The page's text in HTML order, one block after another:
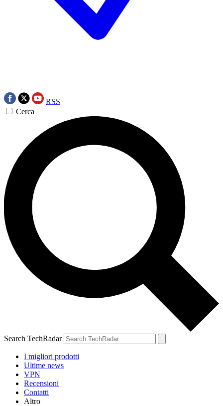
RSS
Cerca
Search TechRadar
I migliori prodotti
Ultime news
VPN
Recensioni
Contatti
Altro